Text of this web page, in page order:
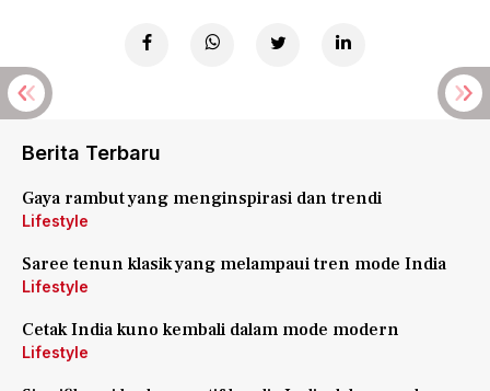
Berita Terbaru
Gaya rambut yang menginspirasi dan trendi
Lifestyle
Saree tenun klasik yang melampaui tren mode India
Lifestyle
Cetak India kuno kembali dalam mode modern
Lifestyle